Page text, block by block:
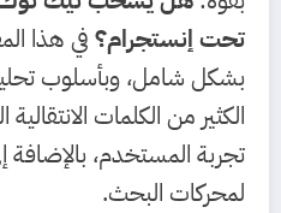
تحت إنستجرام؟ في هذا
بشكل شامل، وبأسلوب
الكثير من الكلمات
تجربة المستخدم،
لمحركات البحث.